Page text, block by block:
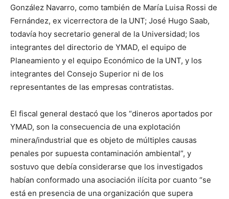
González Navarro, como también de María Luisa Rossi de
Fernández, ex vicerrectora de la UNT; José Hugo Saab,
todavía hoy secretario general de la Universidad; los
integrantes del directorio de YMAD, el equipo de
Planeamiento y el equipo Económico de la UNT, y los
integrantes del Consejo Superior ni de los
representantes de las empresas contratistas.
El fiscal general destacó que los “dineros aportados por
YMAD, son la consecuencia de una explotación
minera/industrial que es objeto de múltiples causas
penales por supuesta contaminación ambiental”, y
sostuvo que debía considerarse que los investigados
habían conformado una asociación ilícita por cuanto “se
está en presencia de una organización que supera